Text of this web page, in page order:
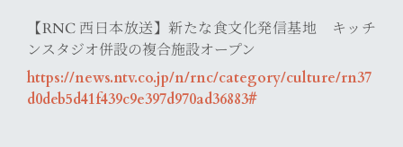
【RNC 西日本放送】新たな食文化発信基地 キッチ
ンスタジオ併設の複合施設オープン
https://news.ntv.co.jp/n/rnc/category/culture/rn37
d0deb5d41f439c9e397d970ad36883#